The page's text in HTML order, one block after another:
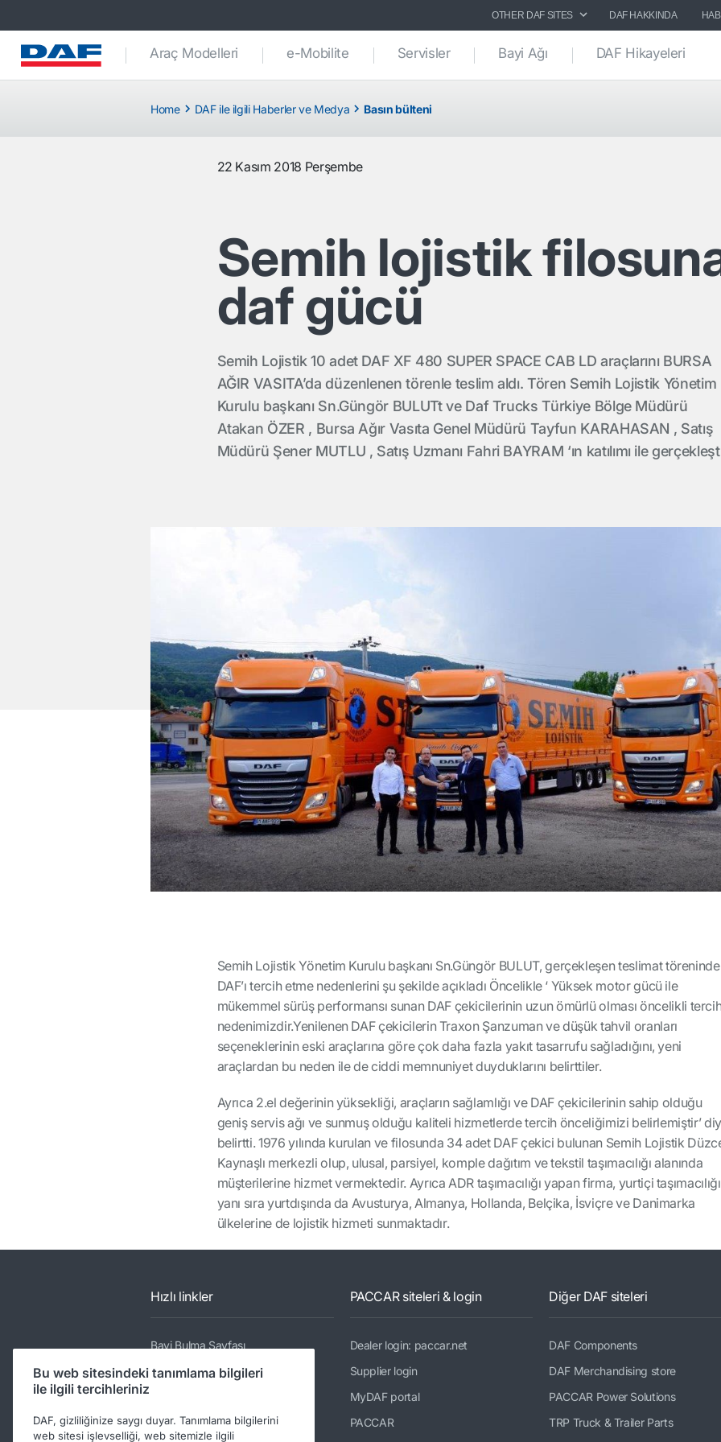
OTHER DAF SITES DAF HAKKINDA
Araç Modelleri e-Mobilite Servisler Bayi Ağı DAF Hikayeleri
Home DAF ile ilgili Haberler ve Medya Basın bülteni
22 Kasım 2018 Perşembe
Semih lojistik
daf gücü
Semih Lojistik 10 adet DAF XF 480 SUPER SPACE CAB LD araçlarını BURSA
AĞIR VASITA’da düzenlenen törenle teslim aldı. Tören Semih Lojistik Yönetim
Kurulu başkanı Sn.Güngör BULUTt ve Daf Trucks Türkiye Bölge Müdürü
Atakan ÖZER , Bursa Ağır Vasıta Genel Müdürü Tayfun KARAHASAN , Satış
Müdürü Şener MUTLU , Satış Uzmanı Fahri BAYRAM ‘ın katılımı ile
Semih Lojistik Yönetim Kurulu başkanı Sn.Güngör BULUT, gerçekleşen teslimat töreninde
DAF’ı tercih etme nedenlerini şu şekilde açıkladı Öncelikle ‘ Yüksek motor gücü ile
mükemmel sürüş performansı sunan DAF çekicilerinin uzun ömürlü olması öncelikli
nedenimizdir.Yenilenen DAF çekicilerin Traxon Şanzuman ve düşük tahvil oranları
seçeneklerinin eski araçlarına göre çok daha fazla yakıt tasarrufu sağladığını, yeni
araçlardan bu neden ile de ciddi memnuniyet duyduklarını belirttiler.
Ayrıca 2.el değerinin yüksekliği, araçların sağlamlığı ve DAF çekicilerinin sahip olduğu
geniş servis ağı ve sunmuş olduğu kaliteli hizmetlerde tercih önceliğimizi belirlemiştir’
belirtti. 1976 yılında kurulan ve filosunda 34 adet DAF çekici bulunan Semih Lojistik
Kaynaşlı merkezli olup, ulusal, parsiyel, komple dağıtım ve tekstil taşımacılığı alanında
müşterilerine hizmet vermektedir. Ayrıca ADR taşımacılığı yapan firma, yurtiçi
yanı sıra yurtdışında da Avusturya, Almanya, Hollanda, Belçika, İsviçre ve Danimarka
ülkelerine de lojistik hizmeti sunmaktadır.
Hızlı linkler
Bayi Bulma Sayfası
Kamyonlar
Haberler ve Medya
PACCAR siteleri & login
Dealer login: paccar.net
Supplier login
MyDAF portal
PACCAR
Diğer DAF siteleri
DAF Components
DAF Merchandising store
PACCAR Power Solutions
TRP Truck & Trailer Parts
Bu web sitesindeki tanımlama bilgileri
ile ilgili tercihleriniz
DAF, gizliliğinize saygı duyar. Tanımlama bilgilerini
web sitesi işlevselliği, web sitemizle ilgili